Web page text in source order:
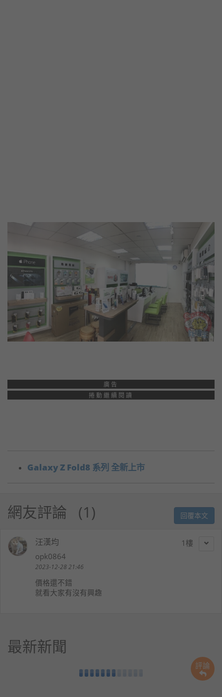
評論
廣告
捲動繼續閱讀
Galaxy Z Fold8 系列 全新上市
網友評論 1 回覆本文
1
汪漢均
opk0864
2023-12-28 21:46
價格還不錯
就看大家有沒有興趣
最新新聞